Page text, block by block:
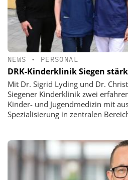
NEWS • PERSONAL
DRK-Kinderklinik Siegen
Mit Dr. Sigrid Lyding und Dr.
Siegener Kinderklinik zwei
Kinder- und Jugendmedizin mit
Spezialisierung in zentralen